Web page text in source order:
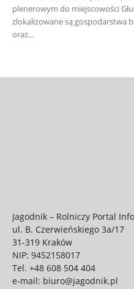
plenerowym do miejscowości
zlokalizowane są gospodarstwa
oraz...
Jagodnik – Rolniczy Portal
ul. B. Czerwieńskiego 3a/17
31-319 Kraków
NIP: 9452158017
Tel. +48 608 504 404
e-mail: biuro@jagodnik.pl